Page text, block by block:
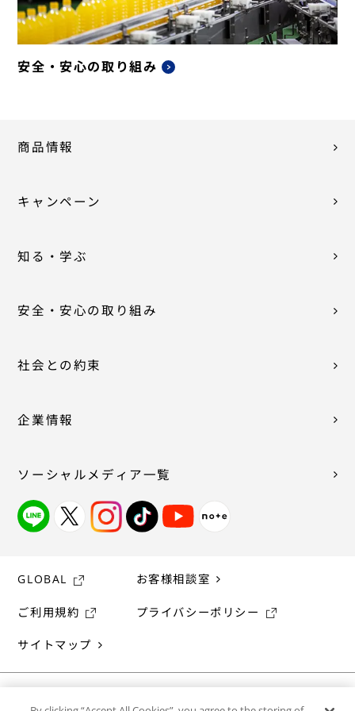
安全・安心の取り組み
商品情報
キャンペーン
知る・学ぶ
安全・安心の取り組み
社会との約束
企業情報
ソーシャルメディア一覧
GLOBAL お客様相談室
ご利用規約 プライバシーポリシー
サイトマップ